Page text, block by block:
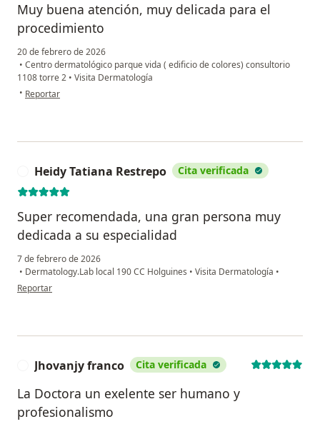
Muy buena atención, muy delicada para el
procedimiento
20 de febrero de 2026
• Centro dermatológico parque vida ( edificio de colores) consultorio
1108 torre 2 • Visita Dermatología
• en opinión del usuario Aura Patricia Serrano
Reportar
Heidy Tatiana Restrepo Cita verificada
Super recomendada, una gran persona muy
dedicada a su especialidad
7 de febrero de 2026
• Dermatology.Lab local 190 CC Holguines • Visita Dermatología •
en opinión del usuario Heidy Tatiana Restrepo
Reportar
Jhovanjy franco Cita verificada
La Doctora un exelente ser humano y
profesionalismo